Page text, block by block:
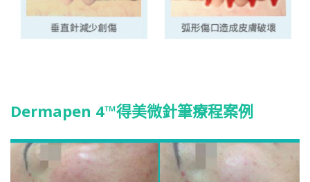
Dermapen 4™得美微針筆療程案例